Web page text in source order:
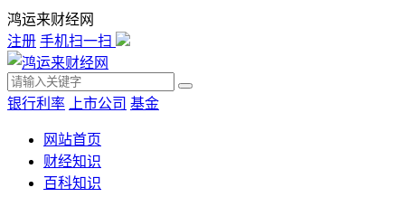
鸿运来财经网
注册 手机扫一扫
银行利率 上市公司 基金
网站首页
财经知识
百科知识